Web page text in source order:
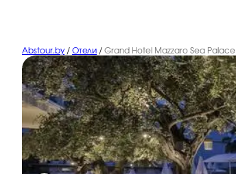
Abstour.by / Отели / Grand Hotel Mazzaro Sea Palace